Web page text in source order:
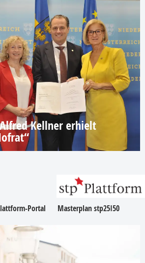
Kellner erhielt
Portal Masterplan stp25I50